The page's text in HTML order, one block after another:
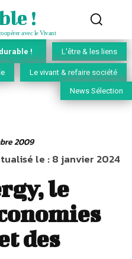
!
avec le Vivant
! L'être & les liens
Le vivant & refaire société
News Sélection
2009
le :8 janvier 2024
le
des